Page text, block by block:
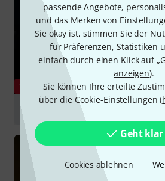
passende Angebote,
und das Merken von
Sie okay ist, stimmen Sie der
für Präferenzen, Statistiken
einfach durch einen Klick auf
anzeigen).
Sie können Ihre erteilte
über die Cookie-Einstellungen (
Geht klar
Cookies ablehnen
YOUTUBE
Why You Need An ES-335!
abspielen